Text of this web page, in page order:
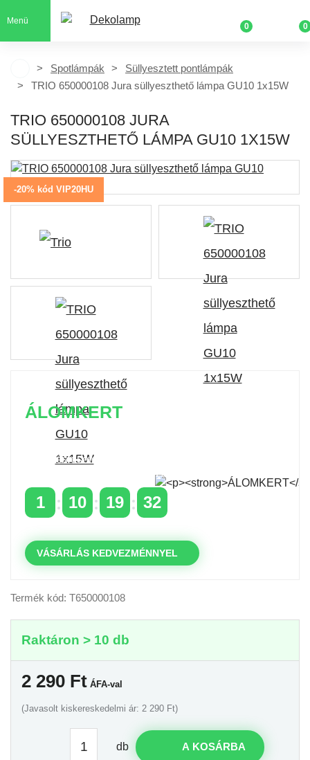
Menü
0 0
Spotlámpák
Süllyesztett pontlámpák
TRIO 650000108 Jura süllyeszthető lámpa GU10 1x15W
TRIO 650000108 JURA
SÜLLYESZTHETŐ LÁMPA GU10 1X15W
-20% kód VIP20HU
ÁLOMKERT
rendelés esetén
a következő kóddal: VIP20HU
1 10 19 31
VÁSÁRLÁS KEDVEZMÉNNYEL
Termék kód: T650000108
Raktáron > 10 db
2 290 Ft ÁFA-val
(Javasolt kiskereskedelmi ár: 2 290 Ft)
db A KOSÁRBA